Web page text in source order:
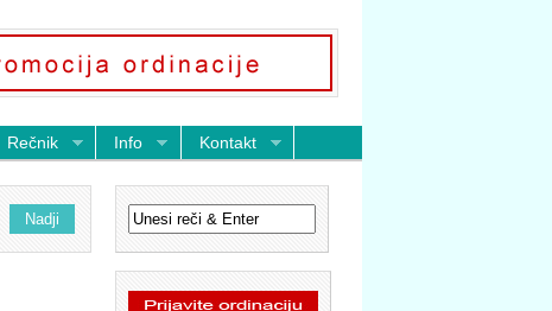
Rečnik Info Kontakt